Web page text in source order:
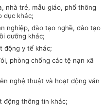
nhà trẻ, mẫu giáo, phổ thông
dục khác;
nghiệp, đào tạo nghề, đào tạo
dưỡng khác;
động y tế khác;
phòng chống các tệ nạn xã
nghệ thuật và hoạt động văn
động thông tin khác;